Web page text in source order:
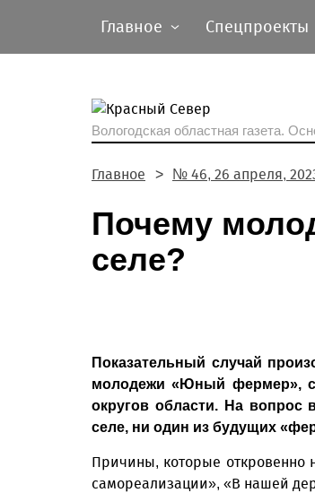
Главное Спецпроекты
Вологодская областная газета.
Главное № 46, 26 апреля,
Почему
селе?
Показательный случай
молодежи «Юный фермер»,
округов области. На вопрос
селе, ни один из будущих
Причины, которые
самореализации», «В нашей